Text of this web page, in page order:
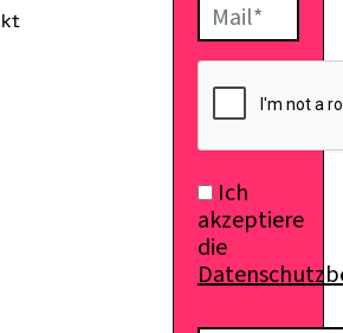
Ich
akzeptiere
die